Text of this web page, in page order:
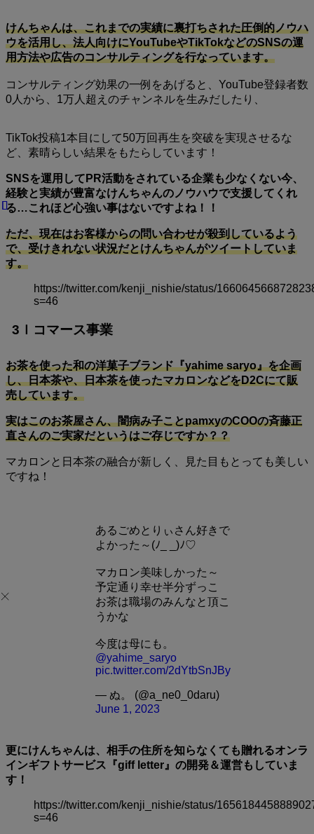
けんちゃんは、これまでの実績に裏打ちされた圧倒的ノウハ
ウを活用し、法人向けにYouTubeやTikTokなどのSNSの運
用方法や広告のコンサルティングを行なっています。
コンサルティング効果の一例をあげると、YouTube登録者数
0人から、1万人超えのチャンネルを生みだしたり、
TikTok投稿1本目にして50万回再生を突破を実現させるな
ど、素晴らしい結果をもたらしています！
SNSを運用してPR活動をされている企業も少なくない今、
経験と実績が豊富なけんちゃんのノウハウで支援してくれ
る…これほど心強い事はないですよね！！
ただ、現在はお客様からの問い合わせが殺到しているよう
で、受けきれない状況だとけんちゃんがツイートしていま
す。
https://twitter.com/kenji_nishie/status/
s=46
3ｌコマース事業
お茶を使った和の洋菓子ブランド『yahime saryo』を企画
し、日本茶や、日本茶を使ったマカロンなどをD2Cにて販
売しています。
実はこのお茶屋さん、闇病み子ことpamxyのCOOの斉藤正
直さんのご実家だというはご存じですか？？
マカロンと日本茶の融合が新しく、見た目もとっても美しい
ですね！
あるごめとりぃさん好きで
よかった～(ﾉ_ _)ﾉ♡
マカロン美味しかった～
予定通り幸せ半分ずっこ
お茶は職場のみんなと頂こ
うかな
今度は母にも。
@yahime_saryo
pic.twitter.com/2dYtbSnJBy
— ぬ。 (@a_ne0_0daru)
June 1, 2023
更にけんちゃんは、相手の住所を知らなくても贈れるオンラ
インギフトサービス『giff letter』の開発＆運営もしていま
す！
https://twitter.com/kenji_nishie/status/
s=46